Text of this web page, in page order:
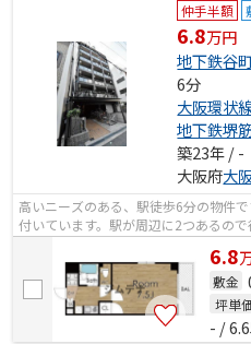
仲手半額
6.8万円
地下鉄谷
6分
大阪環状
地下鉄堺
築23年 / -
大阪府大
高いニーズのある、駅徒歩6分の物件
付いています。駅が周辺に2つあるので
6.8
敷金
坪単
- /